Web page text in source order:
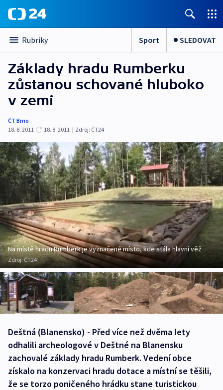
Rubriky Sport SLEDOVAT
Základy hradu Rumberku
zůstanou schované hluboko
v zemi
ČT Brno
18. 8. 2011
18. 8. 2011 | Zdroj: ČT24
Na místě hradu Rumberk je vyznačené místo, kde stála hlavní věž
Zdroj:ČT24
Deštná (Blanensko) - Před více než dvěma lety
odhalili archeologové v Deštné na Blanensku
zachovalé základy hradu Rumberk. Vedení obce
získalo na konzervaci hradu dotace a místní se těšili,
že se torzo poničeného hrádku stane turistickou